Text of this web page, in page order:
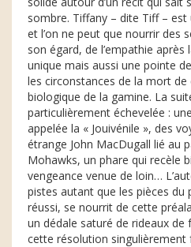
sombre. Tiffany – dite Tiff –
et l’on ne peut que nourrir des
son égard, de l’empathie
unique mais aussi une pointe
les circonstances de la mort de
biologique de la gamine. La
particulièrement échevelée :
appelée la « Jouivénile », des
étrange John MacDugall lié au
Mohawks, un phare qui recèle
vengeance venue de loin…
pistes autant que les pièces du
réussi, se nourrit de cette
un dédale saturé de rideaux
cette résolution singulièrement